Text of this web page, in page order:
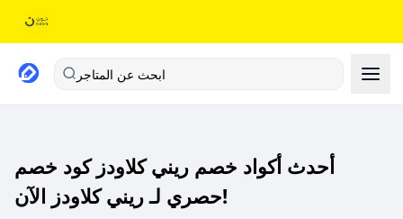
ابحث عن المتاجر
أحدث أكواد خصم ريني كلاودز كود خصم
حصري لـ ريني كلاودز الآن!